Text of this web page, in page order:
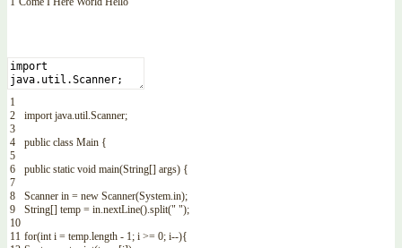
1
2
3
4
5
6
7
8
9
10
11
importjava.util.Scanner;
public class Main {
public static void main(String[] args) {
Scanner in = new Scanner(System.in);
String[] temp = in.nextLine().split(" ");
for(int i = temp.length - 1; i >= 0; i--){